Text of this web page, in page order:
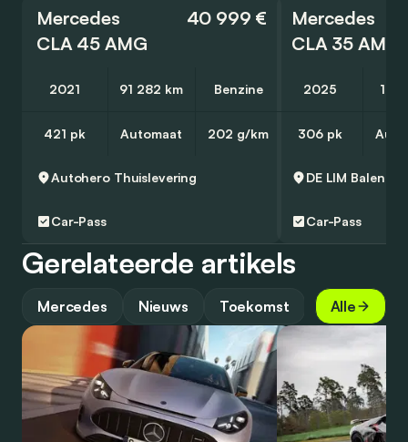
Mercedes
CLA 45 AMG
40 999 €
2021 91 282 km Benzine
421 pk Automaat 202 g/km
Autohero Thuislevering
Car-Pass
Mercedes
CLA 35 AMG
2025 1
306 pk
DE LIM Balen
Car-Pass
Gerelateerde artikels
Mercedes Nieuws Toekomst Alle